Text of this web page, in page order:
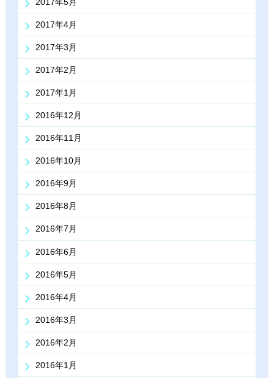
2017年4月
2017年3月
2017年2月
2017年1月
2016年12月
2016年11月
2016年10月
2016年9月
2016年8月
2016年7月
2016年6月
2016年5月
2016年4月
2016年3月
2016年2月
2016年1月